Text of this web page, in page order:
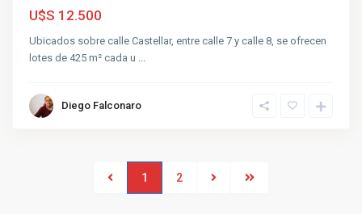
U$S 12.500
Ubicados sobre calle Castellar, entre calle 7 y calle 8, se ofrecen
lotes de 425 m² cada u ...
Diego Falconaro
1 2